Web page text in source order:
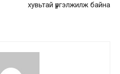
хувьтай үргэлжилж байна